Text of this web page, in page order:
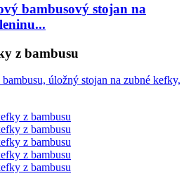
bambusový stojan na
z bambusu